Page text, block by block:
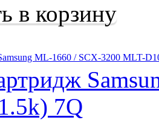
в корзину
7Q